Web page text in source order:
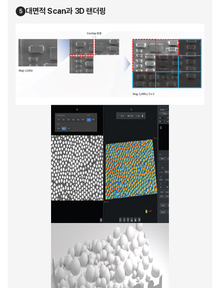
5 대면적 Scan과 3D 랜더링